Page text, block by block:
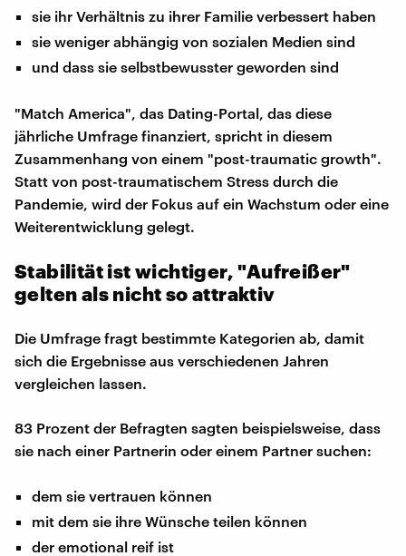
sie ihr Verhältnis zu ihrer Familie verbessert haben
sie weniger abhängig von sozialen Medien sind
und dass sie selbstbewusster geworden sind
"Match America", das Dating-Portal, das diese
jährliche Umfrage finanziert, spricht in diesem
Zusammenhang von einem "post-traumatic growth".
Statt von post-traumatischem Stress durch die
Pandemie, wird der Fokus auf ein Wachstum oder eine
Weiterentwicklung gelegt.
Stabilität ist wichtiger, "Aufreißer"
gelten als nicht so attraktiv
Die Umfrage fragt bestimmte Kategorien ab, damit
sich die Ergebnisse aus verschiedenen Jahren
vergleichen lassen.
83 Prozent der Befragten sagten beispielsweise, dass
sie nach einer Partnerin oder einem Partner suchen:
dem sie vertrauen können
mit dem sie ihre Wünsche teilen können
der emotional reif ist